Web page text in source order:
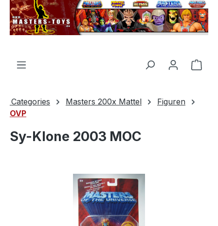
content
Categories Masters 200x Mattel
Figuren
OVP
Sy-Klone 2003 MOC
Skip image gallery